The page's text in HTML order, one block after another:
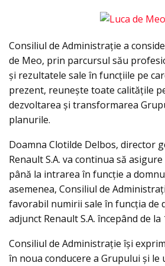
Consiliul de Administrație a
de Meo, prin parcursul său
și rezultatele sale în funcțiile pe
prezent, reunește toate calitățile
dezvoltarea și transformarea
planurile.
Doamna Clotilde Delbos, director
Renault S.A. va continua să
până la intrarea în funcție a
asemenea, Consiliul de
favorabil numirii sale în funcția de
adjunct Renault S.A. începând de la
Consiliul de Administrație își
în noua conducere a Grupului și